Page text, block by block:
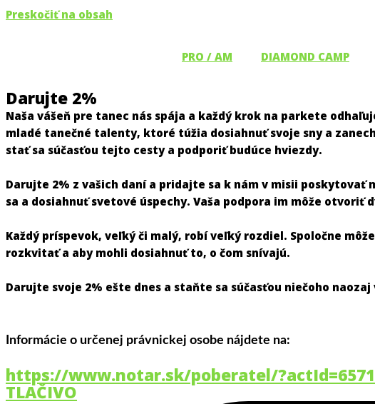
Preskočiť na obsah
PRO / AM DIAMOND CAMP
Darujte 2%
Naša vášeň pre tanec nás spája a každý krok na parkete
mladé tanečné talenty, ktoré túžia dosiahnuť svoje sny a
stať sa súčasťou tejto cesty a podporiť budúce hviezdy.
Darujte 2% z vašich daní a pridajte sa k nám v misii
sa a dosiahnuť svetové úspechy. Vaša podpora im môže
Každý príspevok, veľký či malý, robí veľký rozdiel. Spoločne
rozkvitať a aby mohli dosiahnuť to, o čom snívajú.
Darujte svoje 2% ešte dnes a staňte sa súčasťou niečoho naozaj
Informácie o určenej právnickej osobe nájdete na:
https://www.notar.sk/poberatel/
TLAČIVO